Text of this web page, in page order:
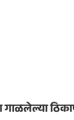
गाळलेल्या